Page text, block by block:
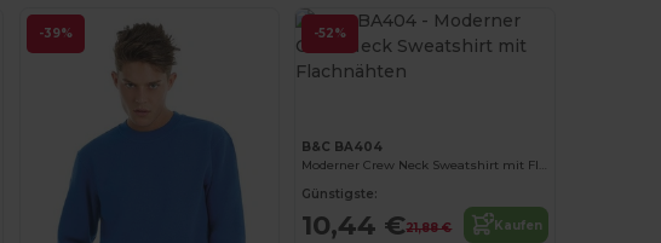
-39%
-52%
B&C BA404
Moderner Crew Neck Sweatshirt mit Flachnähten
Günstigste:
10,44 €21,88 € Kaufen